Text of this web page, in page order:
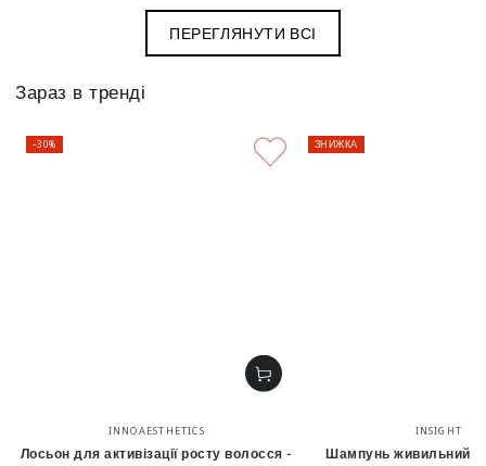
ПЕРЕГЛЯНУТИ ВСІ
Зараз в тренді
Бренд:
INNOAESTHETICS
Лосьон для активізації росту волосся -
–30%
INSIGHT
Шампунь живильний
ЗНИЖКА